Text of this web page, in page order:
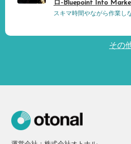
ロ-Bluepoint Info
スキマ時間やながら作業し
その